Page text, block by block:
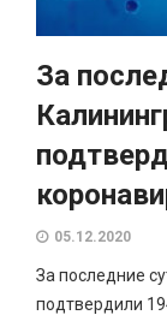
За
05.12.2020
За последние
подтвердили